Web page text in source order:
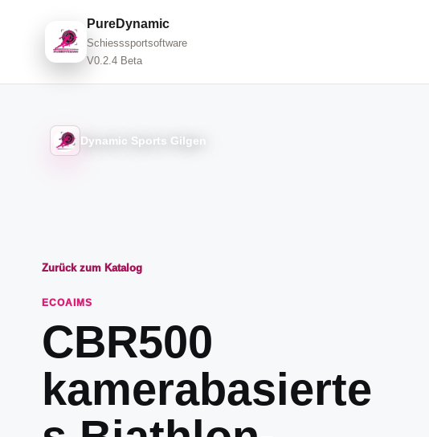
PureDynamic
Schiesssportsoftware
V0.2.4 Beta
Dynamic Sports Gilgen
Zurück zum Katalog
ECOAIMS
CBR500
kamerabasierte